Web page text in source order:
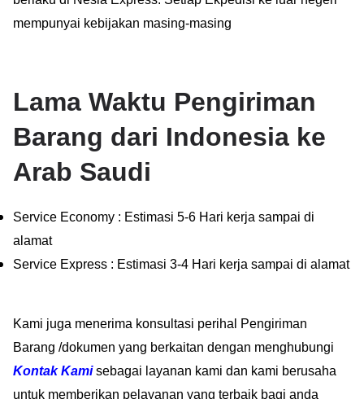
mempunyai kebijakan masing-masing
Lama Waktu Pengiriman
Barang dari Indonesia ke
Arab Saudi
Service Economy : Estimasi 5-6 Hari kerja sampai di
alamat
Service Express : Estimasi 3-4 Hari kerja sampai di alamat
Kami juga menerima konsultasi perihal Pengiriman
Barang /dokumen yang berkaitan dengan menghubungi
Kontak Kami sebagai layanan kami dan kami berusaha
untuk memberikan pelayanan yang terbaik bagi anda